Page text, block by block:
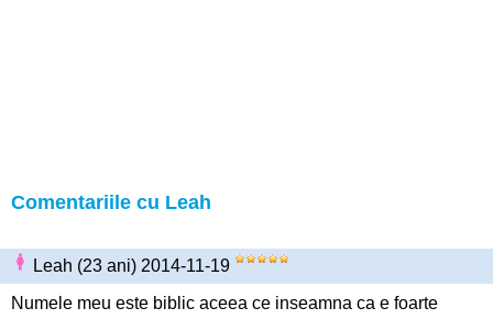
Comentariile cu Leah
Leah (23 ani) 2014-11-19
Numele meu este biblic aceea ce inseamna ca e foarte